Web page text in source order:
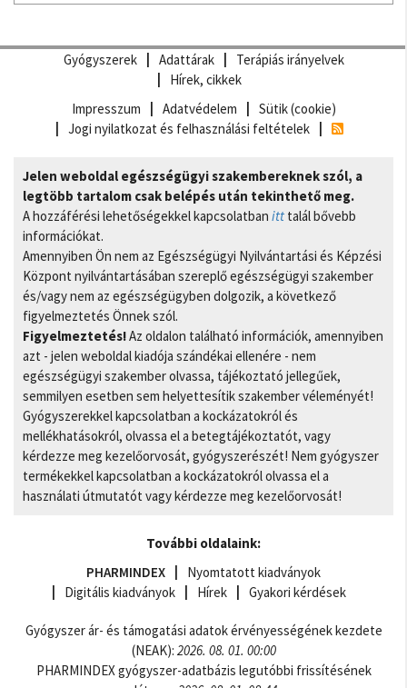
Gyógyszerek Adattárak
Terápiás irányelvek
Hírek, cikkek
Impresszum
Adatvédelem
Sütik (cookie)
Jogi nyilatkozat és felhasználási feltételek
Jelen weboldal egészségügyi szakembereknek szól, a
legtöbb tartalom csak belépés után tekinthető meg.
A hozzáférési lehetőségekkel kapcsolatban itt talál bővebb
információkat.
Amennyiben Ön nem az Egészségügyi Nyilvántartási és Képzési
Központ nyilvántartásában szereplő egészségügyi szakember
és/vagy nem az egészségügyben dolgozik, a következő
figyelmeztetés Önnek szól.
Figyelmeztetés!Az oldalon található információk, amennyiben
azt - jelen weboldal kiadója szándékai ellenére - nem
egészségügyi szakember olvassa, tájékoztató jellegűek,
semmilyen esetben sem helyettesítik szakember véleményét!
Gyógyszerekkel kapcsolatban a kockázatokról és
mellékhatásokról, olvassa el a betegtájékoztatót, vagy
kérdezze meg kezelőorvosát, gyógyszerészét! Nem gyógyszer
termékekkel kapcsolatban a kockázatokról olvassa el a
használati útmutatót vagy kérdezze meg kezelőorvosát!
További oldalaink:
PHARMINDEX
Nyomtatott kiadványok
Digitális kiadványok
Hírek Gyakori kérdések
Gyógyszer ár- és támogatási adatok érvényességének kezdete
(NEAK): 2026. 08. 01. 00:00
PHARMINDEX gyógyszer-adatbázis legutóbbi frissítésének